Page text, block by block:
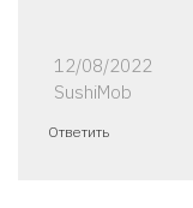
12/08/2022
SushiMob
Ответить